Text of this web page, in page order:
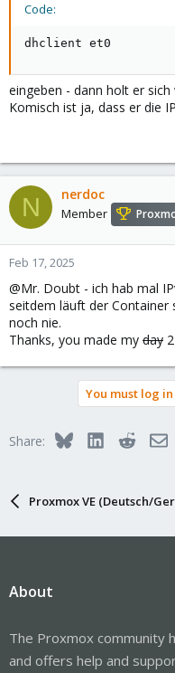
Code:
dhclient et0
eingeben - dann holt er
Komisch ist ja, dass er die
N nerdoc
Member
Feb 17, 2025
@Mr. Doubt - ich hab mal
seitdem läuft der Container
noch nie.
Thanks, you made my day
You must log
Share: BlueskyLinkedInReddit
Proxmox VE (Deutsch/
About
The Proxmox community
and offers help and